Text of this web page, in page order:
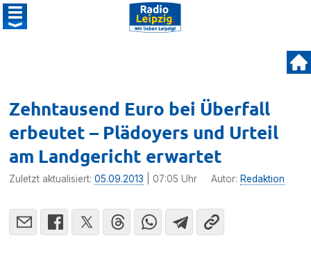
Zehntausend Euro bei Überfall
erbeutet – Plädoyers und Urteil
am Landgericht erwartet
Zuletzt aktualisiert:05.09.2013 | 07:05 Uhr Autor: Redaktion